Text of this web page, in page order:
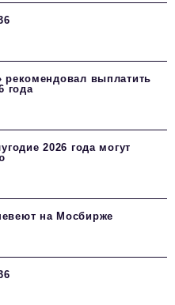
рекомендовал выплатить
года
2026 года могут
на Мосбирже